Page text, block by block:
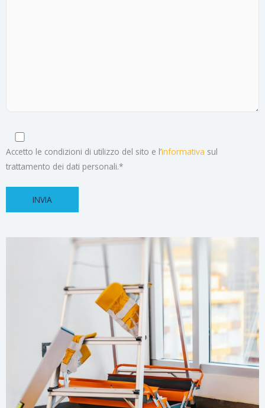
Accetto le condizioni di utilizzo del sito e l’informativa sul
trattamento dei dati personali.*